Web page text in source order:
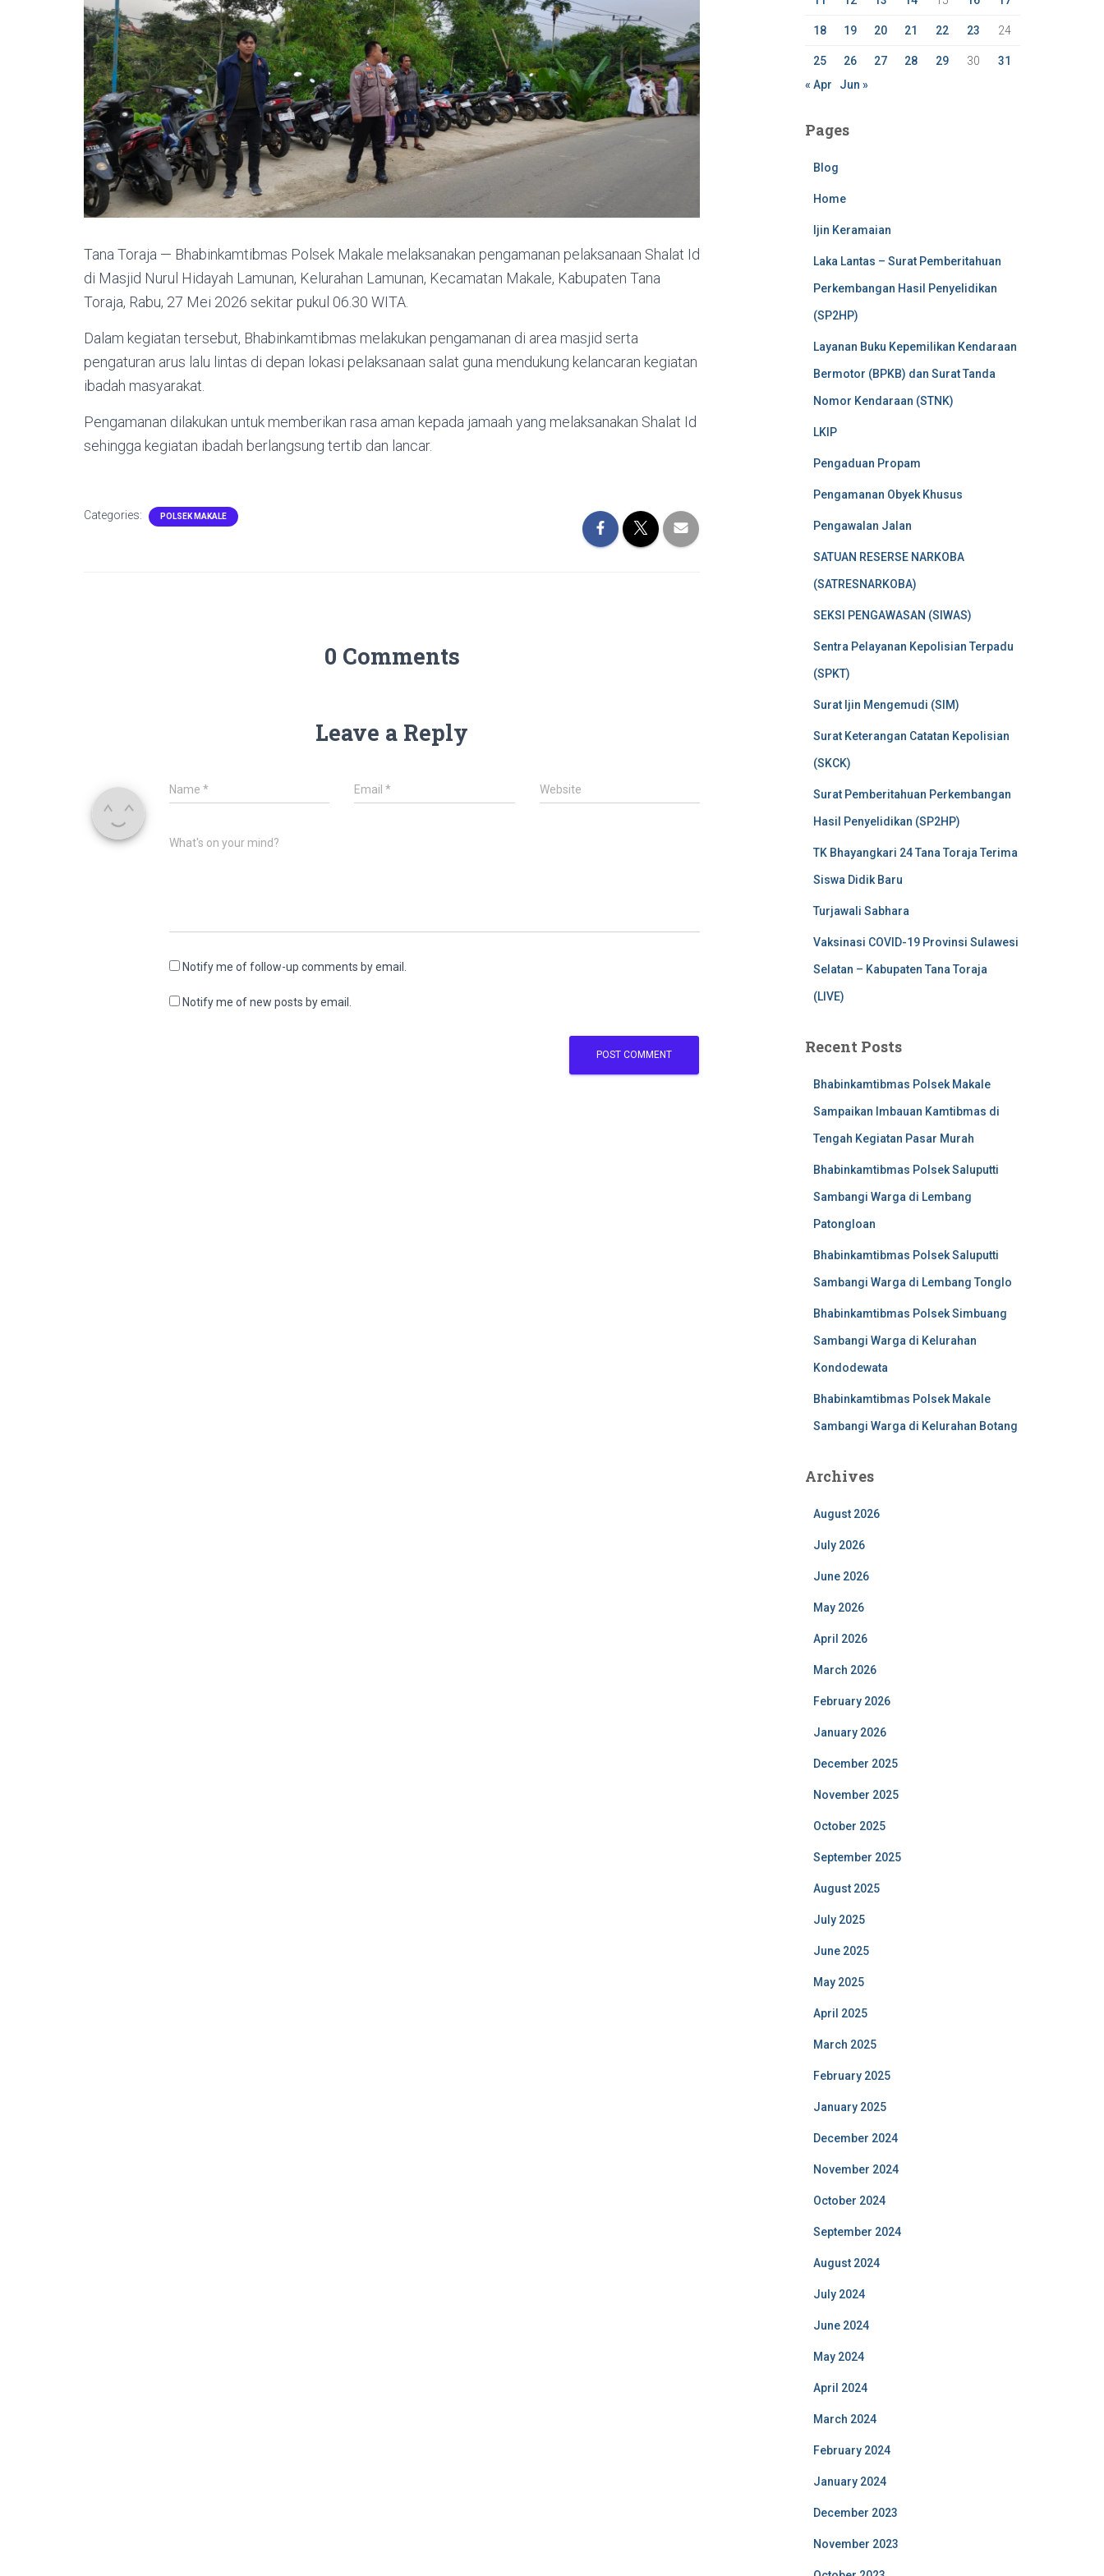
Tana Toraja — Bhabinkamtibmas Polsek Makale melaksanakan pengamanan pelaksanaan Shalat Id
di Masjid Nurul Hidayah Lamunan, Kelurahan Lamunan, Kecamatan Makale, Kabupaten Tana
Toraja, Rabu, 27 Mei 2026 sekitar pukul 06.30 WITA.
Dalam kegiatan tersebut, Bhabinkamtibmas melakukan pengamanan di area masjid serta
pengaturan arus lalu lintas di depan lokasi pelaksanaan salat guna mendukung kelancaran kegiatan
ibadah masyarakat.
Pengamanan dilakukan untuk memberikan rasa aman kepada jamaah yang melaksanakan Shalat Id
sehingga kegiatan ibadah berlangsung tertib dan lancar.
Categories: POLSEK MAKALE
0 Comments
Leave a Reply
Name * Email* Website
What's on your mind?
Notify me of follow-up comments by email.
Notify me of new posts by email.
18 19 20 21 22 23 24
25 26 27 28 29 30
31
« Apr
Jun »
Pages
Blog
Home
Ijin Keramaian
Laka Lantas – Surat Pemberitahuan
Perkembangan Hasil Penyelidikan
(SP2HP)
Layanan Buku Kepemilikan Kendaraan
Bermotor (BPKB) dan Surat Tanda
Nomor Kendaraan (STNK)
LKIP
Pengaduan Propam
Pengamanan Obyek Khusus
Pengawalan Jalan
SATUAN RESERSE NARKOBA
(SATRESNARKOBA)
SEKSI PENGAWASAN (SIWAS)
Sentra Pelayanan Kepolisian Terpadu
(SPKT)
Surat Ijin Mengemudi (SIM)
Surat Keterangan Catatan Kepolisian
(SKCK)
Surat Pemberitahuan Perkembangan
Hasil Penyelidikan (SP2HP)
TK Bhayangkari 24 Tana Toraja Terima
Siswa Didik Baru
Turjawali Sabhara
Vaksinasi COVID-19 Provinsi Sulawesi
Selatan – Kabupaten Tana Toraja
(LIVE)
Recent Posts
Bhabinkamtibmas Polsek Makale
Sampaikan Imbauan Kamtibmas di
Tengah Kegiatan Pasar Murah
Bhabinkamtibmas Polsek Saluputti
Sambangi Warga di Lembang
Patongloan
Bhabinkamtibmas Polsek Saluputti
Sambangi Warga di Lembang Tonglo
Bhabinkamtibmas Polsek Simbuang
Sambangi Warga di Kelurahan
Kondodewata
Bhabinkamtibmas Polsek Makale
Sambangi Warga di Kelurahan Botang
Archives
August 2026
July 2026
June 2026
May 2026
April 2026
March 2026
February 2026
January 2026
December 2025
November 2025
October 2025
September 2025
August 2025
July 2025
June 2025
May 2025
April 2025
March 2025
February 2025
January 2025
December 2024
November 2024
October 2024
September 2024
August 2024
July 2024
June 2024
May 2024
April 2024
March 2024
February 2024
January 2024
December 2023
November 2023